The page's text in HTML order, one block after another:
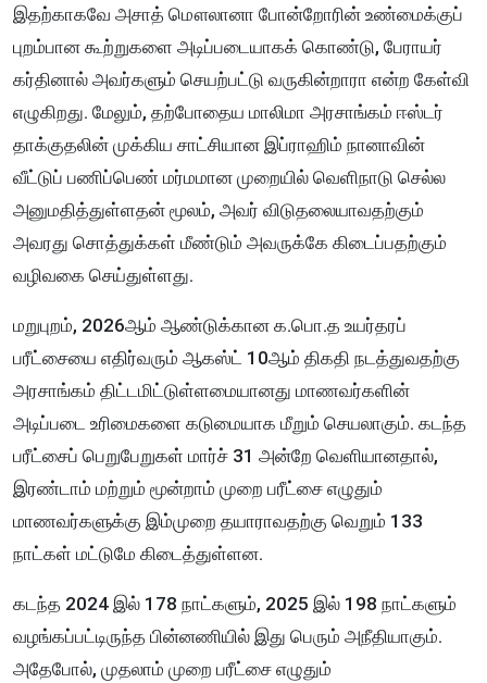
இதற்காகவே அசாத் மௌலானா போன்றோரின் உண்மைக்குப்
புறம்பான கூற்றுகளை அடிப்படையாகக் கொண்டு, பேராயர்
கர்தினால் அவர்களும் செயற்பட்டு வருகின்றாரா என்ற கேள்வி
எழுகிறது. மேலும், தற்போதைய மாலிமா அரசாங்கம் ஈஸ்டர்
தாக்குதலின் முக்கிய சாட்சியான இப்ராஹிம் நானாவின்
வீட்டுப் பணிப்பெண் மர்மமான முறையில் வெளிநாடு செல்ல
அனுமதித்துள்ளதன் மூலம், அவர் விடுதலையாவதற்கும்
அவரது சொத்துக்கள் மீண்டும் அவருக்கே கிடைப்பதற்கும்
வழிவகை செய்துள்ளது.
மறுபுறம், 2026ஆம் ஆண்டுக்கான க.பொ.த உயர்தரப்
பரீட்சையை எதிர்வரும் ஆகஸ்ட் 10ஆம் திகதி நடத்துவதற்கு
அரசாங்கம் திட்டமிட்டுள்ளமையானது மாணவர்களின்
அடிப்படை உரிமைகளை கடுமையாக மீறும் செயலாகும். கடந்த
பரீட்சைப் பெறுபேறுகள் மார்ச் 31 அன்றே வெளியானதால்,
இரண்டாம் மற்றும் மூன்றாம் முறை பரீட்சை எழுதும்
மாணவர்களுக்கு இம்முறை தயாராவதற்கு வெறும் 133
நாட்கள் மட்டுமே கிடைத்துள்ளன.
கடந்த 2024 இல் 178 நாட்களும், 2025 இல் 198 நாட்களும்
வழங்கப்பட்டிருந்த பின்னணியில் இது பெரும் அநீதியாகும்.
அதேபோல், முதலாம் முறை பரீட்சை எழுதும்